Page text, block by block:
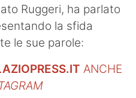
Ruggeri, ha parlato
la sfida
le sue parole:
ANCHE